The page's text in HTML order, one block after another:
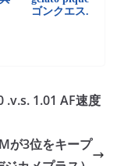
.v.s. 1.01 AF速度
が3位をキープ